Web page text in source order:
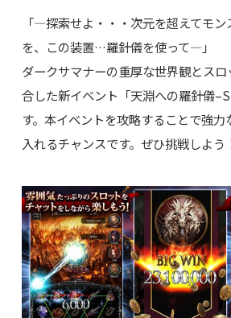
「―探索せよ・・・次元を超えてモ
を、この装置…羅針儀を使って―」
ダークサマナーの重厚な世界観とス
合した新イベント「天淵への羅針儀
す。本イベントを攻略することで強
入れるチャンスです。ぜひ挑戦しよう